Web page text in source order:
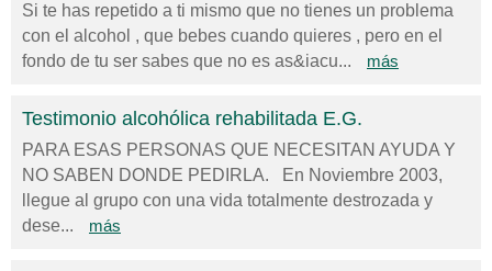
Si te has repetido a ti mismo que no tienes un problema
con el alcohol , que bebes cuando quieres , pero en el
fondo de tu ser sabes que no es as&iacu...
más
Testimonio alcohólica rehabilitada E.G.
PARA ESAS PERSONAS QUE NECESITAN AYUDA Y
NO SABEN DONDE PEDIRLA. En Noviembre 2003,
llegue al grupo con una vida totalmente destrozada y
dese...
más